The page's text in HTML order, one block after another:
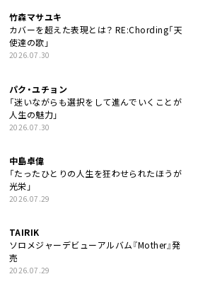
竹森マサユキ
カバーを超えた表現とは？ RE:Chording「天
使達の歌」
2026.07.30
パク・ユチョン
「迷いながらも選択をして進んでいくことが
人生の魅力」
2026.07.30
中島卓偉
「たったひとりの人生を狂わせられたほうが
光栄」
2026.07.29
TAIRIK
ソロメジャーデビューアルバム『Mother』発
売
2026.07.29